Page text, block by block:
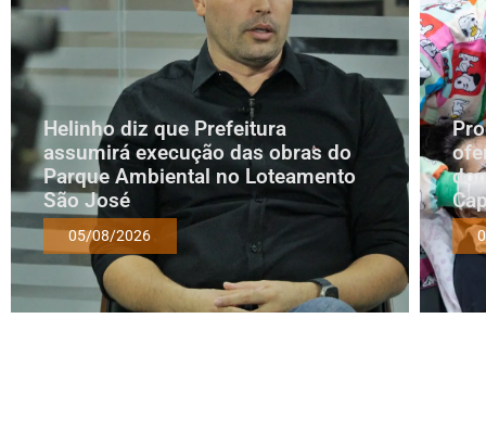
Helinho diz que Prefeitura
assumirá execução das obras do
Parque Ambiental no Loteamento
São José
05/08/2026